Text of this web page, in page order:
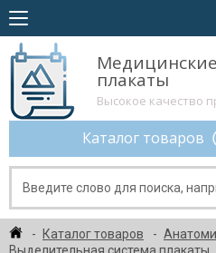
плакаты
Высокое качество
Каталог товаров
Каталог товаров